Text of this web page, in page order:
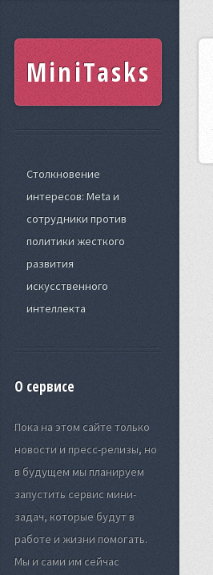
MiniTasks
Столкновение
интересов: Meta и
сотрудники против
политики жесткого
развития
искусственного
интеллекта
О сервисе
Пока на этом сайте только
новости и пресс-релизы, но
в будущем мы планируем
запустить сервис мини-
задач, которые будут в
работе и жизни помогать.
Мы и сами им сейчас